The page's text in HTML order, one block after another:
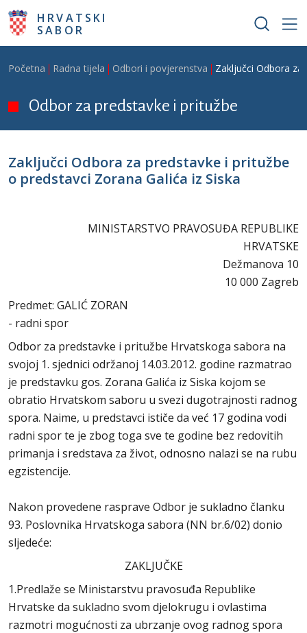
Skoči na glavni sadržaj
HRVATSKI
SABOR
Breadcrumb
Početna Radna tijela Odbori i povjerenstva Zaključci Odbora
Odbor za predstavke i pritužbe
Zaključci Odbora za predstavke i pritužbe
o predstavci Zorana Galića iz Siska
MINISTARSTVO PRAVOSUĐA REPUBLIKE
HRVATSKE
Dežmanova 10
10 000 Zagreb
Predmet: GALIĆ ZORAN
- radni spor
Odbor za predstavke i pritužbe Hrvatskoga sabora na
svojoj 1. sjednici održanoj 14.03.2012. godine razmatrao
je predstavku gos. Zorana Galića iz Siska kojom se
obratio Hrvatskom saboru u svezi dugotrajnosti radnog
spora. Naime, u predstavci ističe da već 17 godina vodi
radni spor te je zbog toga sve te godine bez redovitih
primanja i sredstava za život, odnosno nalazi se na rubu
egzistencije.
Nakon provedene rasprave Odbor je sukladno članku
93. Poslovnika Hrvatskoga sabora (NN br.6/02) donio
sljedeće:
ZAKLJUČKE
1.Predlaže se Ministarstvu pravosuđa Republike
Hrvatske da sukladno svom djelokrugu i ovlastima
razmotri mogućnosti za ubrzanje ovog radnog spora